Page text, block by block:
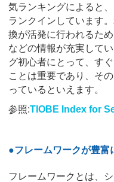
気ランキングによると
ランクインしています
換が活発に行われるた
などの情報が充実して
グ初心者にとって、す
ことは重要であり、そ
っているといえます。
参照:TIOBE Index for
●フレームワークが豊富
フレームワークとは、